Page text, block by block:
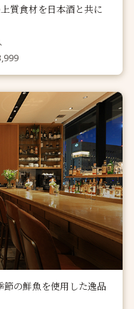
質食材を日本酒と共に
の鮮魚を使用した逸品